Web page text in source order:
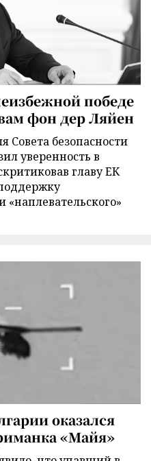
победе
фон дер Ляйен
Совета безопасности
уверенность в
главу ЕК
«наплевательского»
оказался
«Майя»